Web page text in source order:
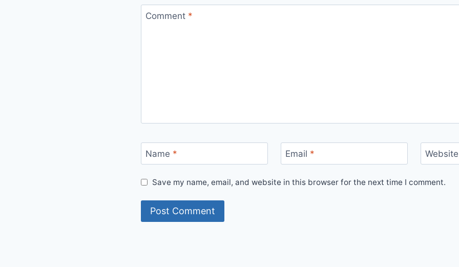
Comment *
Name * Email * Website
Save my name, email, and website in this browser for the next time I comment.